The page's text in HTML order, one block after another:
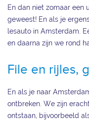
En dan niet zomaar een
geweest! En als je
lesauto in Amsterdam.
en daarna zijn we rond
File en rijles,
En als je naar
ontbreken. We zijn
ontstaan, bijvoorbeeld